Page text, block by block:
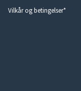
Vilkår og betingelser*